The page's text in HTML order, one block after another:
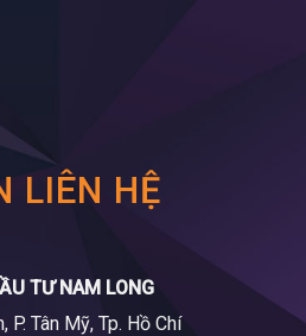
LIÊN HỆ
TƯ NAM LONG
P. Tân Mỹ, Tp. Hồ Chí